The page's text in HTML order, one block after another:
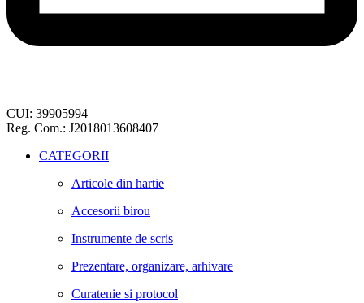
CUI: 39905994
Reg. Com.: J2018013608407
CATEGORII
Articole din hartie
Accesorii birou
Instrumente de scris
Prezentare, organizare, arhivare
Curatenie si protocol